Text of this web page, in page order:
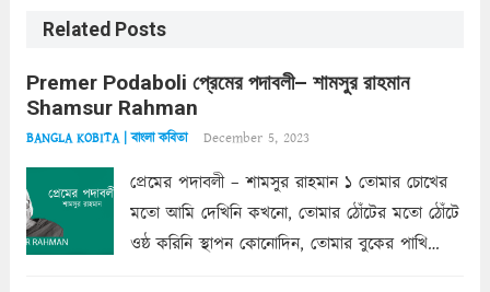
Related Posts
Premer Podaboli প্রেমের পদাবলী– শামসুর রাহমান
Shamsur Rahman
BANGLA KOBITA | বাংলা কবিতা December 5, 2023
প্রেমের পদাবলী – শামসুর রাহমান ১ তোমার চোখের
মতো আমি দেখিনি কখনো, তোমার ঠোঁটের মতো ঠোঁটে
ওষ্ঠ করিনি স্থাপন কোনোদিন, তোমার বুকের পাখি